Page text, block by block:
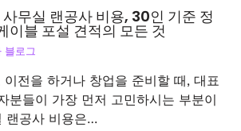
무실 랜공사 비용, 30인 기준 정
이블 포설 견적의 모든 것
블로그
전을 하거나 창업을 준비할 때, 대표
분들이 가장 먼저 고민하시는 부분이
랜공사 비용은…